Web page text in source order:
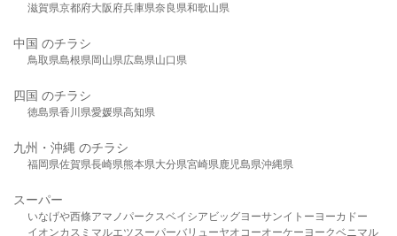
滋賀県京都府大阪府兵庫県奈良県和歌山県
中国 のチラシ
鳥取県島根県岡山県広島県山口県
四国 のチラシ
徳島県香川県愛媛県高知県
九州・沖縄 のチラシ
福岡県佐賀県長崎県熊本県大分県宮崎県鹿児島県沖縄県
スーパー
いなげや西條アマノパークスベイシア ビッグヨーサンイトーヨーカドー
イオンカスミ マルエツスーパーバリューヤオコーオーケー ヨークベニマル